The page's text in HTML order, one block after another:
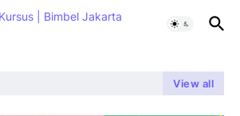
View all